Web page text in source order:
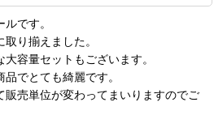
です。
り揃えました。
容量セットもございます。
でとても綺麗です。
販売単位が変わってまいりますのでご